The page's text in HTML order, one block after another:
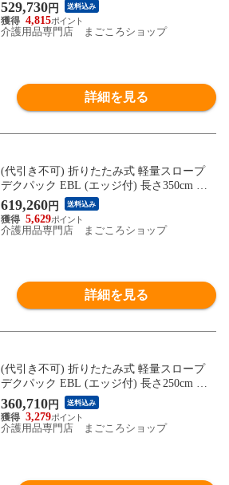
消スロープ 屋外用 段差スロープ 介護 スロ
ープ 介護 用 スロープ) 介護用品
529,730円 送料込み
4,815
介護用品専門店 まごころショップ
詳細を見る
(代引き不可) 折りたたみ式 軽量スロープ
デクパック EBL (エッジ付) 長さ350cm ケ
アメディックス (車椅子 スロープ 段差解消
スロープ 屋外用 段差スロープ 介護 スロー
プ 介護 用 スロープ) 介護用品
619,260円 送料込み
5,629
介護用品専門店 まごころショップ
詳細を見る
(代引き不可) 折りたたみ式 軽量スロープ
デクパック EBL (エッジ付) 長さ250cm ケ
アメディックス (車椅子 スロープ 段差解消
スロープ 屋外用 段差スロープ 介護 スロー
プ 介護 用 スロープ) 介護用品
360,710円 送料込み
3,279
介護用品専門店 まごころショップ